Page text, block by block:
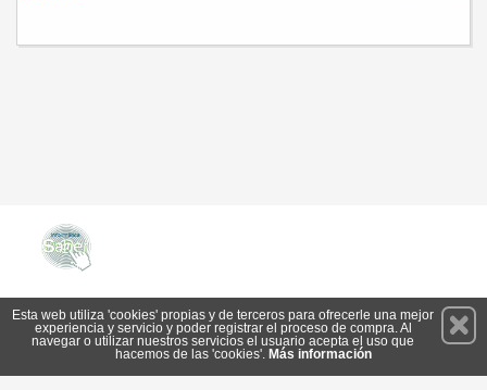
Suscríbete
Esta web utiliza 'cookies' propias y de terceros para ofrecerle una mejor
experiencia y servicio y poder registrar el proceso de compra. Al
navegar o utilizar nuestros servicios el usuario acepta el uso que
hacemos de las 'cookies'. Más información